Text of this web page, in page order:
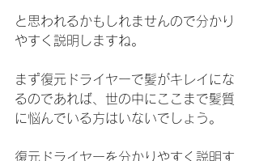
と思われるかもしれませんので分かり
やすく説明しますね。
まず復元ドライヤーで髪がキレイにな
るのであれば、世の中にここまで髪質
に悩んでいる方はいないでしょう。
復元ドライヤーを分かりやすく説明す